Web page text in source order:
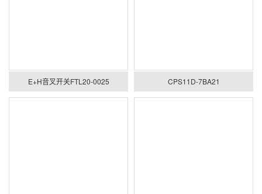
E+H音叉开关FTL20-0025 CPS11D-7BA21